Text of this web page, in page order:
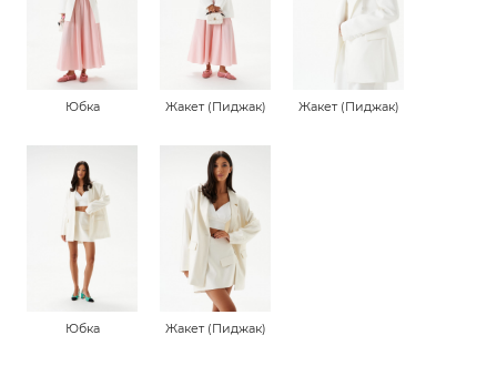
Юбка Жакет (Пиджак) Жакет (Пиджак)
Юбка Жакет (Пиджак)